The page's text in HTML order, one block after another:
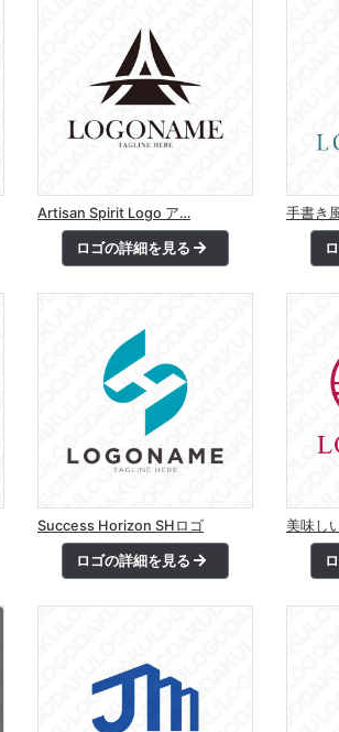
Artisan Spirit Logo ア…
ロゴの詳細を見る
手書き
Success Horizon SHロゴ
ロゴの詳細を見る
美味し